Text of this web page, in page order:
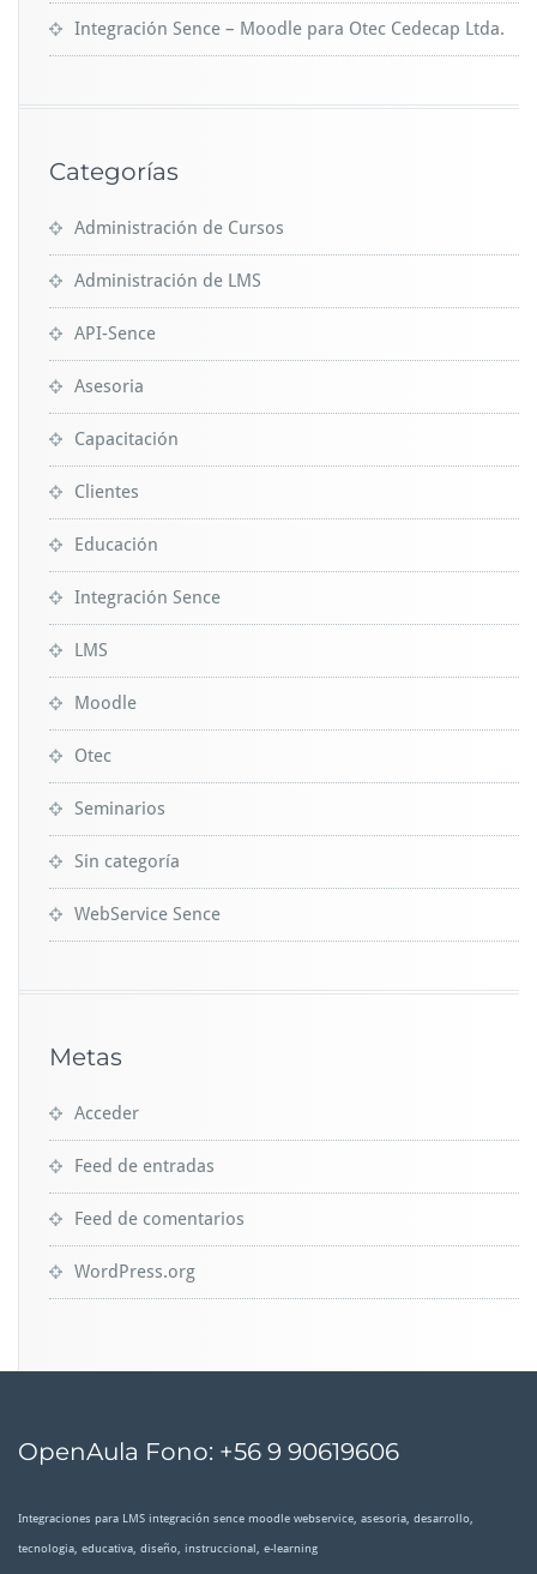
Integración Sence – Moodle para Otec Cedecap Ltda.
Categorías
Administración de Cursos
Administración de LMS
API-Sence
Asesoria
Capacitación
Clientes
Educación
Integración Sence
LMS
Moodle
Otec
Seminarios
Sin categoría
WebService Sence
Metas
Acceder
Feed de entradas
Feed de comentarios
WordPress.org
OpenAula Fono: +56 9 90619606
Integraciones para LMS integración sence moodle webservice, asesoria, desarrollo,
tecnologia, educativa, diseño, instruccional, e-learning